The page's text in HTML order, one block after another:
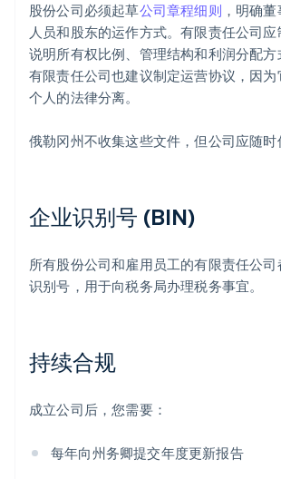
股份公司必须起草公司章程细则 ，明确
人员和股东的运作方式。有限责任公司应
说明所有权比例、管理结构和利润分配方
有限责任公司也建议制定运营协议，因
个人的法律分离。
俄勒冈州不收集这些文件，但公司应随时
企业识别号 (BIN)
所有股份公司和雇用员工的有限责任公
识别号，用于向税务局办理税务事宜。
持续合规
成立公司后，您需要：
每年向州务卿提交年度更新报告